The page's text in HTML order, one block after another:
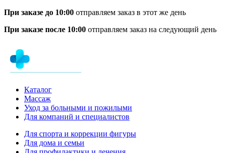
При заказе до 10:00 отправляем заказ в этот же день
При заказе после 10:00 отправляем заказ на следующий день
Каталог
Массаж
Уход за больными и пожилыми
Для компаний и специалистов
Для спорта и коррекции фигуры
Для дома и семьи